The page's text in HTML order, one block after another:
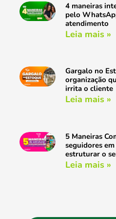
4 maneiras
pelo
atendimento
Leia mais »
Gargalo no
organização
irrita o cliente
Leia mais »
5 Maneiras
seguidores
estruturar o
Leia mais »